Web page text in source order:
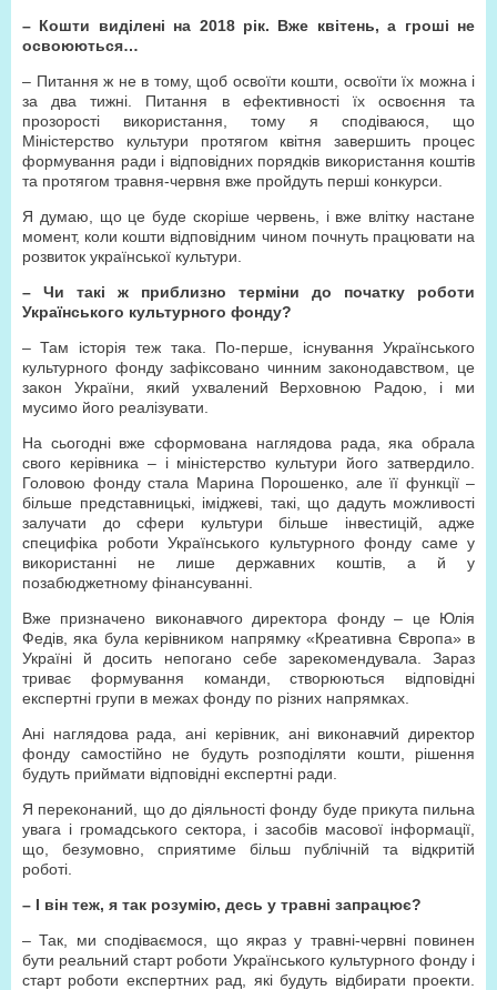
– Кошти виділені на 2018 рік. Вже квітень, а гроші не
освоюються…
– Питання ж не в тому, щоб освоїти кошти, освоїти їх можна і
за два тижні. Питання в ефективності їх освоєння та
прозорості використання, тому я сподіваюся, що
Міністерство культури протягом квітня завершить процес
формування ради і відповідних порядків використання коштів
та протягом травня-червня вже пройдуть перші конкурси.
Я думаю, що це буде скоріше червень, і вже влітку настане
момент, коли кошти відповідним чином почнуть працювати на
розвиток української культури.
– Чи такі ж приблизно терміни до початку роботи
Українського культурного фонду?
– Там історія теж така. По-перше, існування Українського
культурного фонду зафіксовано чинним законодавством, це
закон України, який ухвалений Верховною Радою, і ми
мусимо його реалізувати.
На сьогодні вже сформована наглядова рада, яка обрала
свого керівника – і міністерство культури його затвердило.
Головою фонду стала Марина Порошенко, але її функції –
більше представницькі, іміджеві, такі, що дадуть можливості
залучати до сфери культури більше інвестицій, адже
специфіка роботи Українського культурного фонду саме у
використанні не лише державних коштів, а й у
позабюджетному фінансуванні.
Вже призначено виконавчого директора фонду – це Юлія
Федів, яка була керівником напрямку «Креативна Європа» в
Україні й досить непогано себе зарекомендувала. Зараз
триває формування команди, створюються відповідні
експертні групи в межах фонду по різних напрямках.
Ані наглядова рада, ані керівник, ані виконавчий директор
фонду самостійно не будуть розподіляти кошти, рішення
будуть приймати відповідні експертні ради.
Я переконаний, що до діяльності фонду буде прикута пильна
увага і громадського сектора, і засобів масової інформації,
що, безумовно, сприятиме більш публічній та відкритій
роботі.
– І він теж, я так розумію, десь у травні запрацює?
– Так, ми сподіваємося, що якраз у травні-червні повинен
бути реальний старт роботи Українського культурного фонду і
старт роботи експертних рад, які будуть відбирати проекти.